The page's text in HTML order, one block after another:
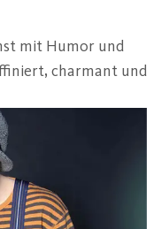
mit Humor und
charmant und